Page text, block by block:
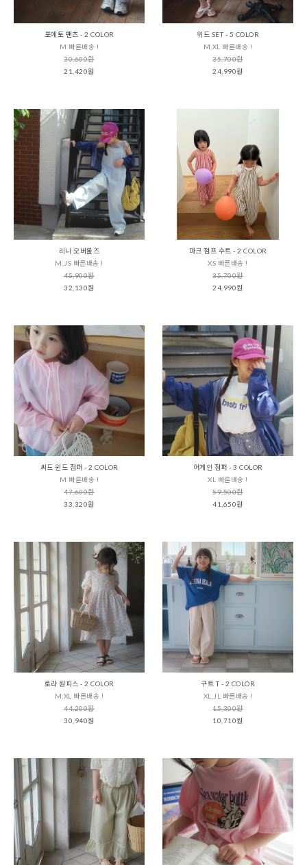
포에토 팬츠 - 2 COLOR
M 빠른배송 !
30,600원
21,420원
위드 SET - 5 COLOR
M,XL 빠른배송 !
35,700원
24,990원
리니 오버롤즈
M,JS 빠른배송 !
45,900원
32,130원
마크 점프 수트 - 2 COLOR
XS 빠른배송 !
35,700원
24,990원
씨드 윈드 점퍼 - 2 COLOR
M 빠른배송 !
47,600원
33,320원
어게인 점퍼 - 3 COLOR
XL 빠른배송 !
59,500원
41,650원
로라 원피스 - 2 COLOR
M,XL 빠른배송 !
44,200원
30,940원
구트 T - 2 COLOR
XL,JL 빠른배송 !
15,300원
10,710원